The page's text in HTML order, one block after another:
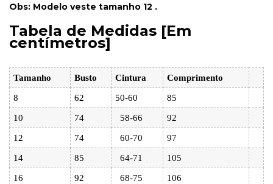
Obs: Modelo veste tamanho 12 .
Tabela de Medidas [Em
centímetros]
Tamanho Busto Cintura Comprimento
8 62 50-60 85
10 74 58-66 92
12 74 60-70 97
14 85 64-71 105
16 92 68-75 106